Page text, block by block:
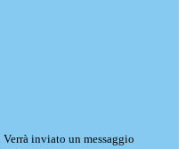
Verrà inviato un messaggio